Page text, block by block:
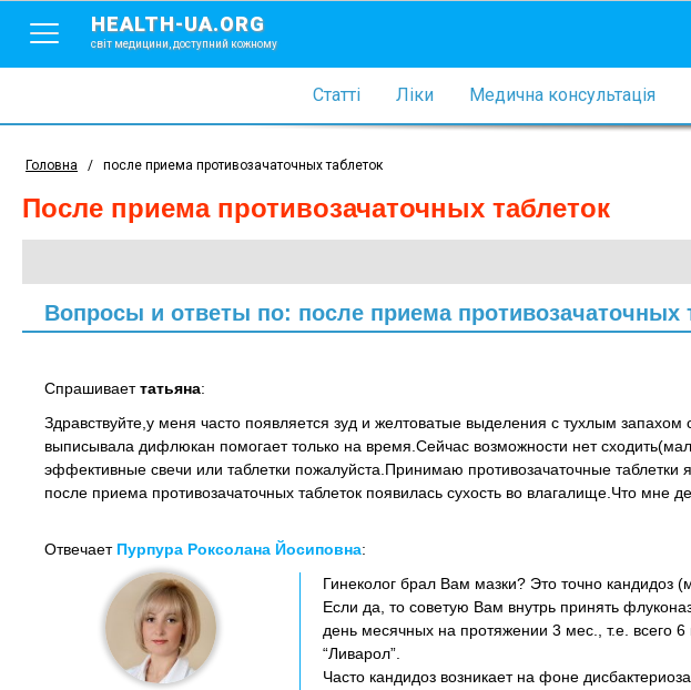
HEALTH-UA.ORG
світ медицини, доступний кожному
Статті Ліки Медична консультація
Головна / после приема противозачаточных таблеток
после приема противозачаточных таблеток
Вопросы и ответы по: после приема противозачаточных
Спрашиваеттатьяна:
Здравствуйте,у меня часто появляется зуд и желтоватые выделения с тухлым запахом
выписывала дифлюкан помогает только на время.Сейчас возможности нет
эффективные свечи или таблетки пожалуйста.Принимаю противозачаточные таблетки
после приема противозачаточных таблеток появилась сухость во влагалище.Что мне
Отвечает Пурпура Роксолана Йосиповна:
Гинеколог брал Вам мазки? Это точно кандидоз
Если да, то советую Вам внутрь принять
день месячных на протяжении 3 мес., т.е. всего
“Ливарол”.
Часто кандидоз возникает на фоне